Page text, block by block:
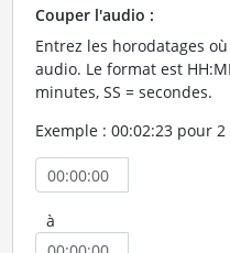
Couper l'audio :
Entrez les horodatages
audio. Le format est
minutes, SS = secondes.
Exemple : 00:02:23 pour
à